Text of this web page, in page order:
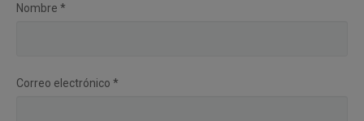
Nombre *
Correo electrónico *